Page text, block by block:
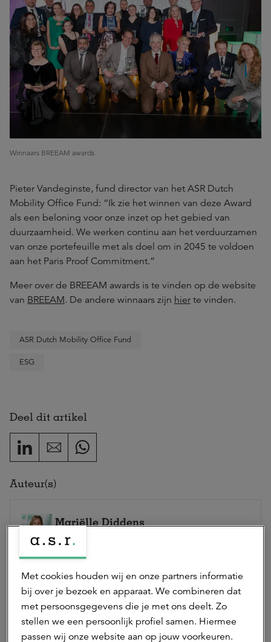
Winnaars BREEAM awards
Pieter Vandeginste, fund director van het ASR Dutch
Mobility Office Fund: “Ik zie het winnen van deze Award
als een beloning voor onze inzet op het gebied van
duurzaamheid. We werken continu aan het verduurzamen
van onze portefeuille met als doel om in 2045 te voldoen
aan het Paris Proof Commitment.”
Meer over de BREEAM awards is te vinden op de website
van BREEAM. De andere winnaars zijn hierte vinden.
ASR Dutch Mobility Office Fund
ESG
Deel dit artikel
Auteur(s)
Mariëlle Diddens
marketing & communicatie adviseur
Mariëlle is marketing & communicatie adviseur bij
a.s.r. real assets.
Neem contact op
Met cookies houden wij en onze partners informatie
bij over je bezoek en apparaat. We combineren dat
met persoonsgegevens die je met ons deelt. Zo
stellen we een persoonlijk profiel samen. Hiermee
passen wij onze website aan op jouw voorkeuren.